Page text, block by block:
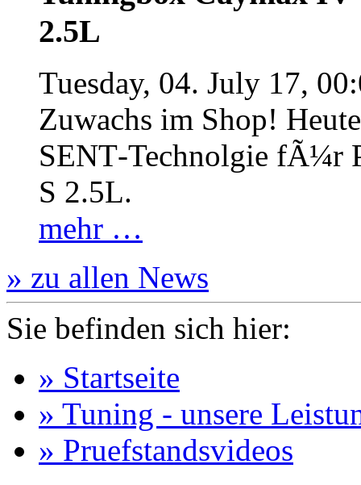
2.5L
Tuesday, 04. July 17,
Zuwachs im Shop!
SENT‐Technolgie fÃ¼r
S 2.5L.
mehr …
» zu allen News
Sie befinden sich hier:
» Startseite
» Tuning - unsere
» Pruefstandsvideos